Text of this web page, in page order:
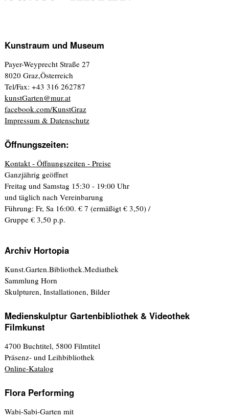
Kunstraum und Museum
Payer-Weyprecht Straße 27
8020 Graz,Österreich
Tel/Fax: +43 316 262787
kunstGarten@mur.at
facebook.com/KunstGraz
Impressum & Datenschutz
Öffnungszeiten:
Kontakt - Öffnungszeiten - Preise
Ganzjährig geöffnet
Freitag und Samstag 15:30 - 19:00 Uhr
und täglich nach Vereinbarung
Führung: Fr, Sa 16:00. € 7 (ermäßigt € 3,50) /
Gruppe € 3,50 p.p.
Archiv Hortopia
Kunst.Garten.Bibliothek.Mediathek
Sammlung Horn
Skulpturen, Installationen, Bilder
Medienskulptur Gartenbibliothek & Videothek
Filmkunst
4700 Buchtitel, 5800 Filmtitel
Präsenz- und Leihbibliothek
Online-Katalog
Flora Performing
Wabi-Sabi-Garten mit